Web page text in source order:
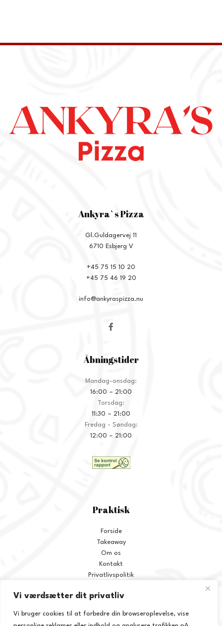
Vi værdsætter dit privatliv
Vi bruger cookies til at forbedre din browseroplevelse, vise
Ankyra`s Pizza
Gl.Guldagervej 11
6710 Esbjerg V
+45 75 15 10 20
+45 75 46 19 20
info@ankyraspizza.nu
Åbningstider
Mandag-onsdag:
16:00 – 21:00
Torsdag:
11:30 – 21:00
Fredag - Søndag:
12:00 – 21:00
Praktisk
Forside
Takeaway
Om os
Kontakt
Privatlivspolitik
ALLERGI INFORMATION
Kontakt os hvis du har spørgsmål vedr. allergene ingredienser i vores